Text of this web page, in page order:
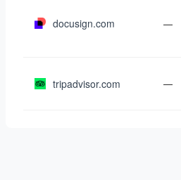
docusign.com —
tripadvisor.com —